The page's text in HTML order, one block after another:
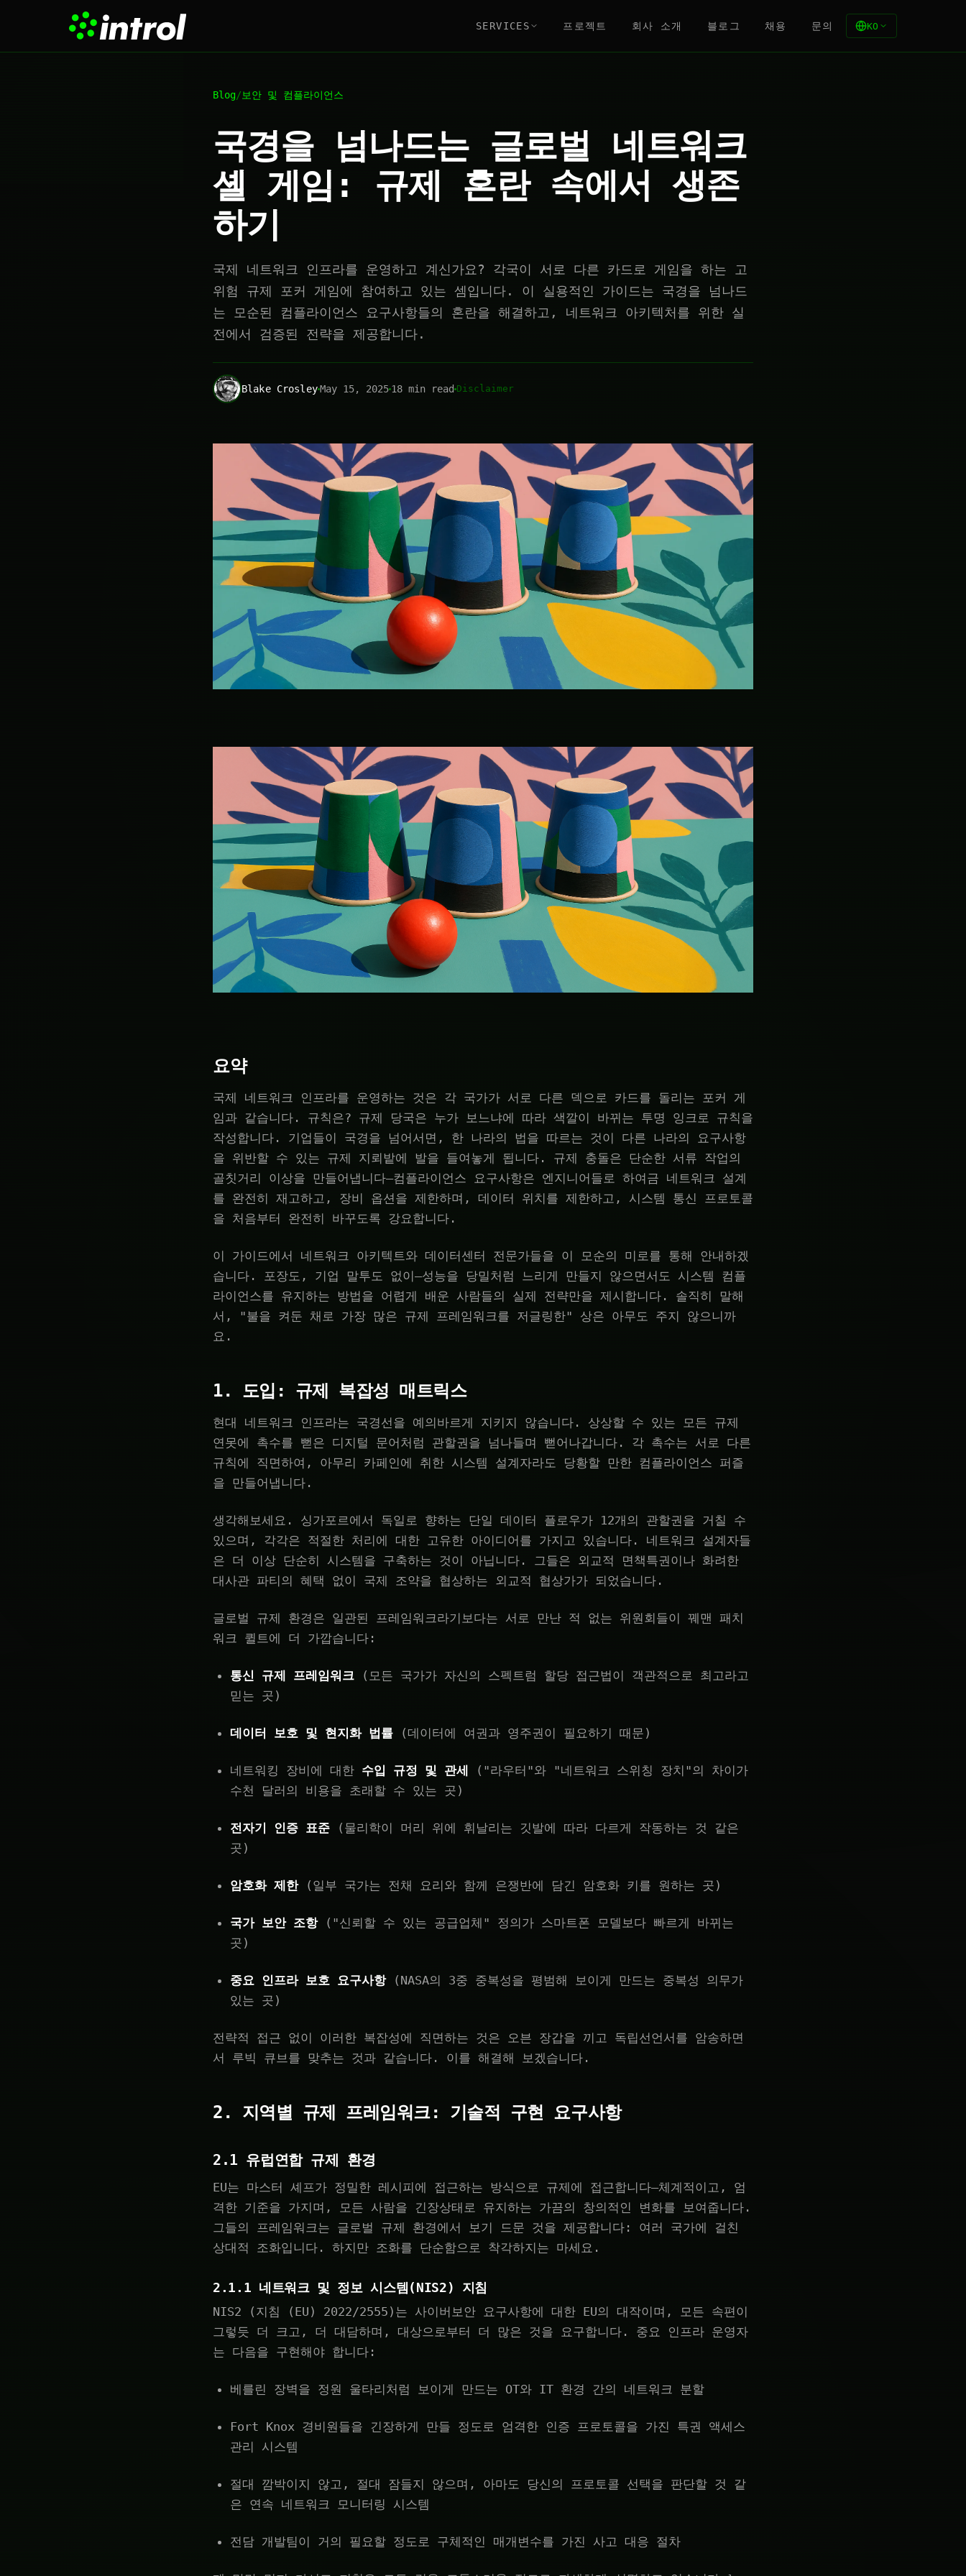
SERVICES 프로젝트 회사 소개 블로그 채용 문의 KO
Blog/보안 및 컴플라이언스
국경을 넘나드는 글로벌 네트워크
셸 게임: 규제 혼란 속에서 생존
하기
국제 네트워크 인프라를 운영하고 계신가요? 각국이 서로 다른 카드로 게임을 하는 고
위험 규제 포커 게임에 참여하고 있는 셈입니다. 이 실용적인 가이드는 국경을 넘나드
는 모순된 컴플라이언스 요구사항들의 혼란을 해결하고, 네트워크 아키텍처를 위한 실
전에서 검증된 전략을 제공합니다.
Blake CrosleyMay 15, 202518 min read Disclaimer
요약
국제 네트워크 인프라를 운영하는 것은 각 국가가 서로 다른 덱으로 카드를 돌리는 포커 게
임과 같습니다. 규칙은? 규제 당국은 누가 보느냐에 따라 색깔이 바뀌는 투명 잉크로 규칙을
작성합니다. 기업들이 국경을 넘어서면, 한 나라의 법을 따르는 것이 다른 나라의 요구사항
을 위반할 수 있는 규제 지뢰밭에 발을 들여놓게 됩니다. 규제 충돌은 단순한 서류 작업의
골칫거리 이상을 만들어냅니다—컴플라이언스 요구사항은 엔지니어들로 하여금 네트워크 설계
를 완전히 재고하고, 장비 옵션을 제한하며, 데이터 위치를 제한하고, 시스템 통신 프로토콜
을 처음부터 완전히 바꾸도록 강요합니다.
이 가이드에서 네트워크 아키텍트와 데이터센터 전문가들을 이 모순의 미로를 통해 안내하겠
습니다. 포장도, 기업 말투도 없이—성능을 당밀처럼 느리게 만들지 않으면서도 시스템 컴플
라이언스를 유지하는 방법을 어렵게 배운 사람들의 실제 전략만을 제시합니다. 솔직히 말해
서, "불을 켜둔 채로 가장 많은 규제 프레임워크를 저글링한" 상은 아무도 주지 않으니까
요.
1. 도입: 규제 복잡성 매트릭스
현대 네트워크 인프라는 국경선을 예의바르게 지키지 않습니다. 상상할 수 있는 모든 규제
연못에 촉수를 뻗은 디지털 문어처럼 관할권을 넘나들며 뻗어나갑니다. 각 촉수는 서로 다른
규칙에 직면하여, 아무리 카페인에 취한 시스템 설계자라도 당황할 만한 컴플라이언스 퍼즐
을 만들어냅니다.
생각해보세요. 싱가포르에서 독일로 향하는 단일 데이터 플로우가 12개의 관할권을 거칠 수
있으며, 각각은 적절한 처리에 대한 고유한 아이디어를 가지고 있습니다. 네트워크 설계자들
은 더 이상 단순히 시스템을 구축하는 것이 아닙니다. 그들은 외교적 면책특권이나 화려한
대사관 파티의 혜택 없이 국제 조약을 협상하는 외교적 협상가가 되었습니다.
글로벌 규제 환경은 일관된 프레임워크라기보다는 서로 만난 적 없는 위원회들이 꿰맨 패치
워크 퀼트에 더 가깝습니다:
통신 규제 프레임워크 (모든 국가가 자신의 스펙트럼 할당 접근법이 객관적으로 최고라고
믿는 곳)
데이터 보호 및 현지화 법률 (데이터에 여권과 영주권이 필요하기 때문)
네트워킹 장비에 대한 수입 규정 및 관세 ("라우터"와 "네트워크 스위칭 장치"의 차이가
수천 달러의 비용을 초래할 수 있는 곳)
전자기 인증 표준 (물리학이 머리 위에 휘날리는 깃발에 따라 다르게 작동하는 것 같은
곳)
암호화 제한(일부 국가는 전채 요리와 함께 은쟁반에 담긴 암호화 키를 원하는 곳)
국가 보안 조항("신뢰할 수 있는 공급업체" 정의가 스마트폰 모델보다 빠르게 바뀌는
곳)
중요 인프라 보호 요구사항(NASA의 3중 중복성을 평범해 보이게 만드는 중복성 의무가
있는 곳)
전략적 접근 없이 이러한 복잡성에 직면하는 것은 오븐 장갑을 끼고 독립선언서를 암송하면
서 루빅 큐브를 맞추는 것과 같습니다. 이를 해결해 보겠습니다.
2. 지역별 규제 프레임워크: 기술적 구현 요구사항
2.1 유럽연합 규제 환경
EU는 마스터 셰프가 정밀한 레시피에 접근하는 방식으로 규제에 접근합니다—체계적이고, 엄
격한 기준을 가지며, 모든 사람을 긴장상태로 유지하는 가끔의 창의적인 변화를 보여줍니다.
그들의 프레임워크는 글로벌 규제 환경에서 보기 드문 것을 제공합니다: 여러 국가에 걸친
상대적 조화입니다. 하지만 조화를 단순함으로 착각하지는 마세요.
2.1.1 네트워크 및 정보 시스템(NIS2) 지침
NIS2 (지침 (EU) 2022/2555)는 사이버보안 요구사항에 대한 EU의 대작이며, 모든 속편이
그렇듯 더 크고, 더 대담하며, 대상으로부터 더 많은 것을 요구합니다. 중요 인프라 운영자
는 다음을 구현해야 합니다:
베를린 장벽을 정원 울타리처럼 보이게 만드는 OT와 IT 환경 간의 네트워크 분할
Fort Knox 경비원들을 긴장하게 만들 정도로 엄격한 인증 프로토콜을 가진 특권 액세스
관리 시스템
절대 깜박이지 않고, 절대 잠들지 않으며, 아마도 당신의 프로토콜 선택을 판단할 것 같
은 연속 네트워크 모니터링 시스템
전담 개발팀이 거의 필요할 정도로 구체적인 매개변수를 가진 사고 대응 절차